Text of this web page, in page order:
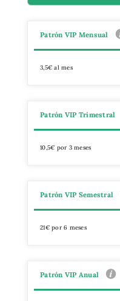
Patrón VIP Mensual
3,5€ al mes
Patrón VIP Trimestral
10,5€ por 3 meses
Patrón VIP Semestral
21€ por 6 meses
Patrón VIP Anual